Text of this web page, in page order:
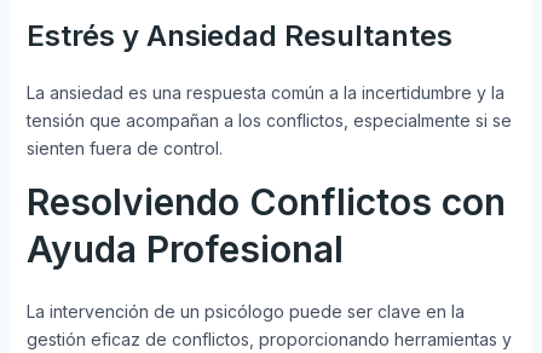
Estrés y Ansiedad Resultantes
La ansiedad es una respuesta común a la incertidumbre y la
tensión que acompañan a los conflictos, especialmente si se
sienten fuera de control.
Resolviendo Conflictos con
Ayuda Profesional
La intervención de un psicólogo puede ser clave en la
gestión eficaz de conflictos, proporcionando herramientas y